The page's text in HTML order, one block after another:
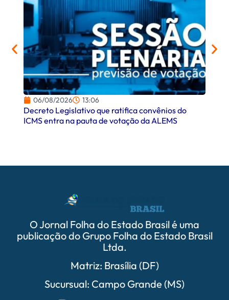
06/08/2026 13:06
Decreto Legislativo que ratifica convênios do
ICMS entra na pauta de votação da ALEMS
O Jornal Folha do Estado Brasil é uma
publicação do Grupo Folha do Estado Brasil
Ltda.
Matriz: Brasília (DF)
Sucursual: Campo Grande (MS)